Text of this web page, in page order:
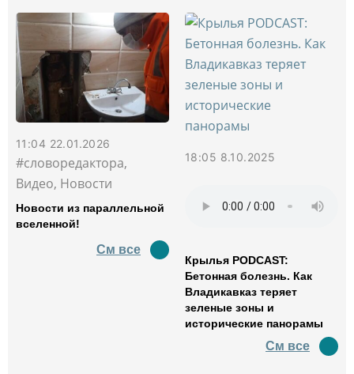
11:04 22.01.2026
#словоредактора,
Видео, Новости
Новости из параллельной
вселенной!
См все
18:05 8.10.2025
Крылья PODCAST:
Бетонная болезнь. Как
Владикавказ теряет
зеленые зоны и
исторические панорамы
См все